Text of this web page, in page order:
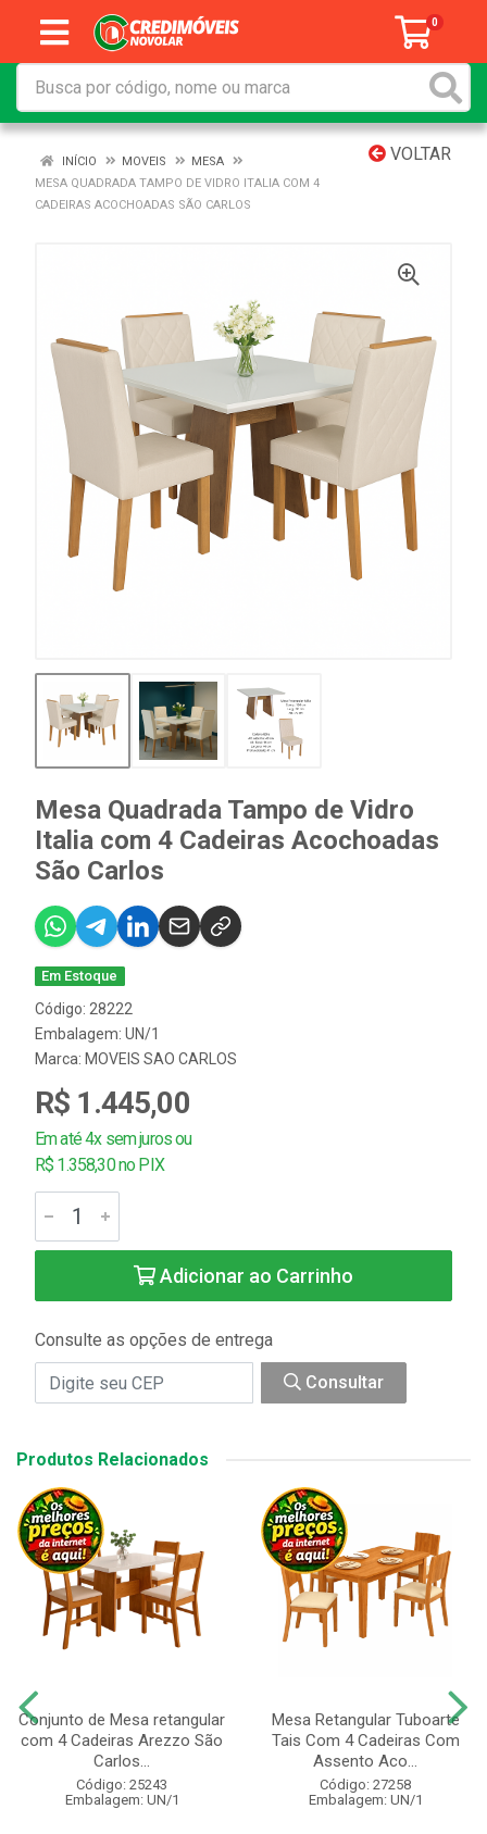
0
VOLTAR
INÍCIO MOVEIS
MESA
MESA QUADRADA TAMPO DE VIDRO ITALIA COM 4
CADEIRAS ACOCHOADAS SÃO CARLOS
Mesa Quadrada Tampo de Vidro
Italia com 4 Cadeiras Acochoadas
São Carlos
Em Estoque
Código: 28222
Embalagem: UN/1
Marca: MOVEIS SAO CARLOS
R$ 1.445,00
Em até 4x sem juros ou
R$ 1.358,30 no PIX
Adicionar ao Carrinho
Consulte as opções de entrega
Consultar
Produtos Relacionados
Conjunto de Mesa retangular
com 4 Cadeiras Arezzo São
Carlos...
Código: 25243
Embalagem: UN/1
Mesa Retangular Tuboarte
Tais Com 4 Cadeiras Com
Assento Aco...
Código: 27258
Embalagem: UN/1